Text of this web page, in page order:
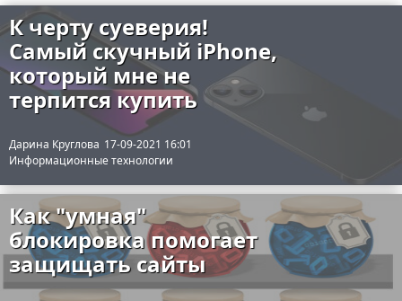
К черту суеверия!
Самый скучный iPhone,
который мне не
терпится купить
Дарина Круглова 17-09-2021 16:01
Информационные технологии
Как "умная"
блокировка помогает
защищать сайты